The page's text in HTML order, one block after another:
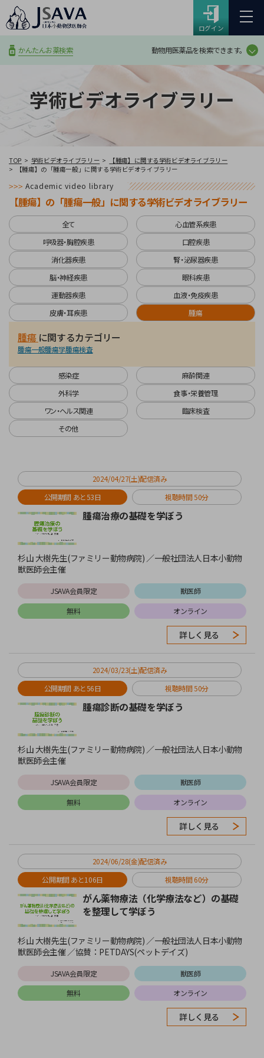
かんたんお薬検索 動物用医薬品を検索できます。
ログイン
学術ビデオライブラリー
TOP 学術ビデオライブラリー
【腫瘍】に関する学術ビデオライブラリー
【腫瘍】の「腫瘍一般」に関する学術ビデオライブラリー
Academic video library
【腫瘍】の「腫瘍一般」に関する学術ビデオライブラリー
全て
心血管系疾患
呼吸器・胸腔疾患
口腔疾患
消化器疾患
腎・泌尿器疾患
脳・神経疾患
眼科疾患
運動器疾患
血液・免疫疾患
皮膚・耳疾患
腫瘍
感染症
麻酔関連
外科学
食事・栄養管理
ワン・ヘルス関連
臨床検査
その他
不整脈心筋症診断法
発咳
歯科学
治療薬
泌尿器腎臓病
脳神経
眼科
整形脊椎疾患
CRP検査
アトピー性皮膚炎
腫瘍 に関するカテゴリー
腫瘍一般腫瘍学腫瘍検査
感染症 に関するカテゴリー
FIP
麻酔関連 に関するカテゴリー
開腹手術
外科学 に関するカテゴリー
術後管理避妊手術
食事・栄養管理に関するカテゴリー
栄養管理
ワン・ヘルス関連 に関するカテゴリー
猫学
臨床検査 に関するカテゴリー
その他 に関するカテゴリー
2024/04/27(土)配信済み
公開期間 あと53日
視聴時間 50分
腫瘍治療の基礎を学ぼう
杉山 大樹先生(ファミリー動物病院) ／一般社団法人日本小動物
獣医師会主催
JSAVA会員限定
獣医師
無料
オンライン
詳しく見る
2024/03/23(土)配信済み
公開期間 あと56日
視聴時間 50分
腫瘍診断の基礎を学ぼう
杉山 大樹先生(ファミリー動物病院) ／一般社団法人日本小動物
獣医師会主催
JSAVA会員限定
獣医師
無料
オンライン
詳しく見る
2024/06/28(金)配信済み
公開期間 あと106日
視聴時間 60分
がん薬物療法（化学療法など）の基礎
を整理して学ぼう
杉山 大樹先生(ファミリー動物病院) ／一般社団法人日本小動物
獣医師会主催 ／協賛：PETDAYS(ペットデイズ)
JSAVA会員限定
獣医師
無料
オンライン
詳しく見る